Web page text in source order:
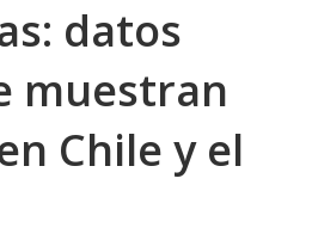
datos
muestran
Chile y el